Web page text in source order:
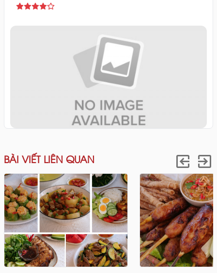
BÀI VIẾT LIÊN QUAN